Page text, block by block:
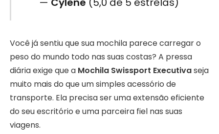
Você já sentiu que sua mochila parece carregar o
peso do mundo todo nas suas costas? A pressa
diária exige que a Mochila Swissport Executivaseja
muito mais do que um simples acessório de
transporte. Ela precisa ser uma extensão eficiente
do seu escritório e uma parceira fiel nas suas
viagens.